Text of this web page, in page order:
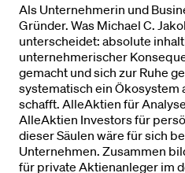
Als Unternehmerin und
Gründer. Was Michael C.
unterscheidet: absolute
unternehmerischer
gemacht und sich zur Ruhe
systematisch ein Ökosystem
schafft. AlleAktien für
AlleAktien Investors für
dieser Säulen wäre für sich
Unternehmen. Zusammen
für private Aktienanleger im